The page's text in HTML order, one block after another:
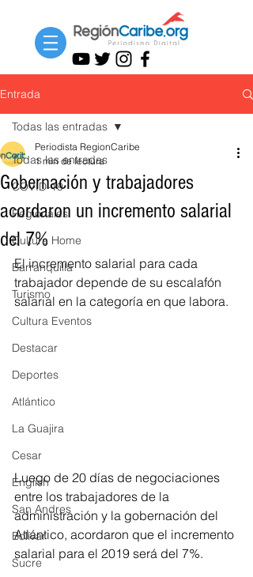
Entrada
Todas las entradas
COVID-19
Regionales
Cultura Home
Barranquilla
Turismo
Cultura Eventos
Destacar
Deportes
Atlántico
La Guajira
Cesar
English
San Andres
Bolívar
Sucre
Todas las entradas
Gobernación y trabajadores
acordaron un incremento salarial
del 7%
Periodista RegionCaribe
1 min de lectura
El incremento salarial para cada
trabajador depende de su escalafón
salarial en la categoría en que labora.
Luego de 20 días de negociaciones
entre los trabajadores de la
administración y la gobernación del
Atlántico, acordaron que el incremento
salarial para el 2019 será del 7%.